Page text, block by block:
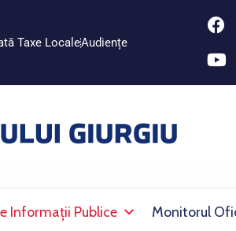
Taxe LocaleAudiențe
Informații Publice Monitorul